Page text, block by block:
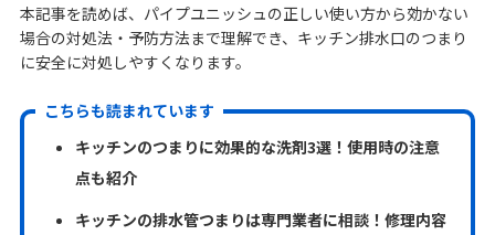
本記事を読めば、パイプユニッシュの正しい使い方から効かない
場合の対処法・予防方法まで理解でき、キッチン排水口のつまり
に安全に対処しやすくなります。
こちらも読まれています
キッチンのつまりに効果的な洗剤3選！使用時の注意
点も紹介
キッチンの排水管つまりは専門業者に相談！修理内容